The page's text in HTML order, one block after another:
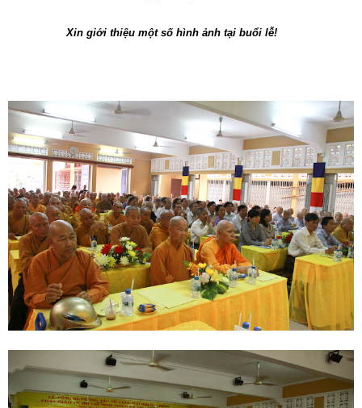
Xin giới thiệu một số hình ảnh tại buổi lễ!